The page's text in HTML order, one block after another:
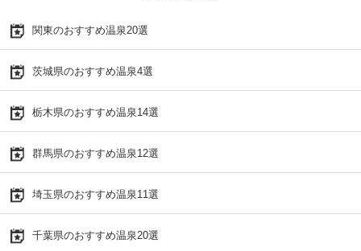
関東のおすすめ温泉20選
茨城県のおすすめ温泉4選
栃木県のおすすめ温泉14選
群馬県のおすすめ温泉12選
埼玉県のおすすめ温泉11選
千葉県のおすすめ温泉20選